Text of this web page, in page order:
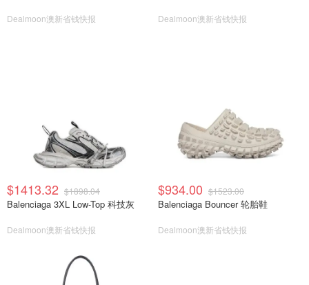
Dealmoon澳新省钱快报 Dealmoon澳新省钱快报
$1413.32 $1898.04
Balenciaga 3XL Low-Top 科技灰
Dealmoon澳新省钱快报
$934.00 $1523.00
Balenciaga Bouncer 轮胎鞋
Dealmoon澳新省钱快报